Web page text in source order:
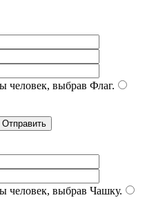
человек, выбрав Флаг.
человек, выбрав Чашку.